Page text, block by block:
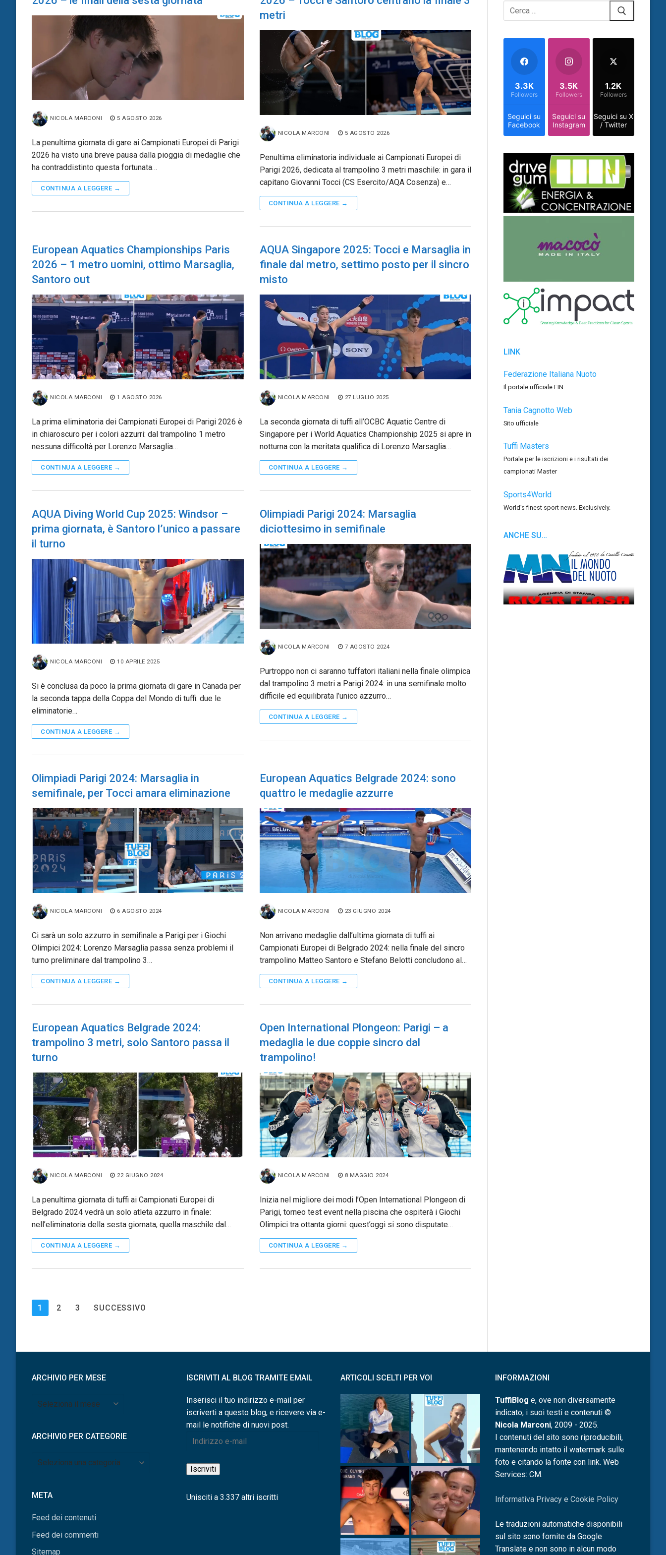
NICOLA MARCONI 5 AGOSTO 2026
La penultima giornata di gare ai Campionati Europei di Parigi
2026 ha visto una breve pausa dalla pioggia di medaglie che
ha contraddistinto questa fortunata…
CONTINUA A LEGGERE →
metri
NICOLA MARCONI 5 AGOSTO 2026
Penultima eliminatoria individuale ai Campionati Europei di
Parigi 2026, dedicata al trampolino 3 metri maschile: in gara il
capitano Giovanni Tocci (CS Esercito/AQA Cosenza) e…
CONTINUA A LEGGERE →
European Aquatics Championships Paris
2026 – 1 metro uomini, ottimo Marsaglia,
Santoro out
NICOLA MARCONI 1 AGOSTO 2026
La prima eliminatoria dei Campionati Europei di Parigi 2026 è
in chiaroscuro per i colori azzurri: dal trampolino 1 metro
nessuna difficoltà per Lorenzo Marsaglia…
CONTINUA A LEGGERE →
AQUA Singapore 2025: Tocci e Marsaglia in
finale dal metro, settimo posto per il sincro
misto
NICOLA MARCONI 27 LUGLIO 2025
La seconda giornata di tuffi all’OCBC Aquatic Centre di
Singapore per i World Aquatics Championship 2025 si apre in
notturna con la meritata qualifica di Lorenzo Marsaglia…
CONTINUA A LEGGERE →
AQUA Diving World Cup 2025: Windsor –
prima giornata, è Santoro l’unico a passare
il turno
NICOLA MARCONI 10 APRILE 2025
Si è conclusa da poco la prima giornata di gare in Canada per
la seconda tappa della Coppa del Mondo di tuffi: due le
eliminatorie…
CONTINUA A LEGGERE →
Olimpiadi Parigi 2024: Marsaglia
diciottesimo in semifinale
NICOLA MARCONI 7 AGOSTO 2024
Purtroppo non ci saranno tuffatori italiani nella finale olimpica
dal trampolino 3 metri a Parigi 2024: in una semifinale molto
difficile ed equilibrata l’unico azzurro…
CONTINUA A LEGGERE →
Olimpiadi Parigi 2024: Marsaglia in
semifinale, per Tocci amara eliminazione
NICOLA MARCONI 6 AGOSTO 2024
Ci sarà un solo azzurro in semifinale a Parigi per i Giochi
Olimpici 2024: Lorenzo Marsaglia passa senza problemi il
turno preliminare dal trampolino 3…
CONTINUA A LEGGERE →
European Aquatics Belgrade 2024: sono
quattro le medaglie azzurre
NICOLA MARCONI 23 GIUGNO 2024
Non arrivano medaglie dall’ultima giornata di tuffi ai
Campionati Europei di Belgrado 2024: nella finale del sincro
trampolino Matteo Santoro e Stefano Belotti concludono al…
CONTINUA A LEGGERE →
European Aquatics Belgrade 2024:
trampolino 3 metri, solo Santoro passa il
turno
NICOLA MARCONI 22 GIUGNO 2024
La penultima giornata di tuffi ai Campionati Europei di
Belgrado 2024 vedrà un solo atleta azzurro in finale:
nell’eliminatoria della sesta giornata, quella maschile dal…
CONTINUA A LEGGERE →
Open International Plongeon: Parigi – a
medaglia le due coppie sincro dal
trampolino!
NICOLA MARCONI 8 MAGGIO 2024
Inizia nel migliore dei modi l’Open International Plongeon di
Parigi, torneo test event nella piscina che ospiterà i Giochi
Olimpici tra ottanta giorni: quest’oggi si sono disputate…
CONTINUA A LEGGERE →
Paginazione
1 2 3 SUCCESSIVO
Cerca:
Seguici su
Facebook
3.3K
Followers
Seguici su
Instagram
3.5K
Followers
Seguici su X
/ Twitter
1.2K
Followers
LINK
Federazione Italiana Nuoto
Il portale ufficiale FIN
Tania Cagnotto Web
Sito ufficiale
Tuffi Masters
Portale per le iscrizioni e i risultati dei
campionati Master
Sports4World
World’s finest sport news. Exclusively.
ANCHE SU…
ARCHIVIO PER MESE
Archivio
ARCHIVIO PER CATEGORIE
Archivio
META
Feed dei contenuti
Feed dei commenti
Sitemap
ISCRIVITI AL BLOG TRAMITE EMAIL
Inserisci il tuo indirizzo e-mail per
iscriverti a questo blog, e ricevere via e-
mail le notifiche di nuovi post.
Indirizzo
mail
Iscriviti
Unisciti a 3.337 altri iscritti
ARTICOLI SCELTI PER VOI INFORMAZIONI
TuffiBlog e, ove non diversamente
indicato, i suoi testi e contenuti ©
Nicola Marconi, 2009 - 2025.
I contenuti del sito sono riproducibili,
mantenendo intatto il watermark sulle
foto e citando la fonte con link. Web
Services: CM.
Informativa Privacy e Cookie Policy
Le traduzioni automatiche disponibili
sul sito sono fornite da Google
Translate e non sono in alcun modo